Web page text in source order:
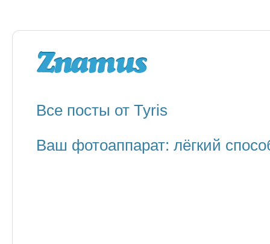
Все посты от Tyris
Ваш фотоаппарат: лёгкий